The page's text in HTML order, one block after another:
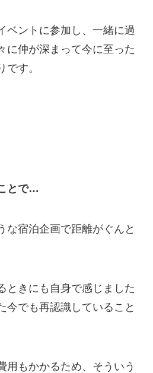
ベントに参加し、一緒に過
に仲が深まって今に至った
です。
とで…
な宿泊企画で距離がぐんと
ときにも自身で感じました
今でも再認識していること
用もかかるため、そういう